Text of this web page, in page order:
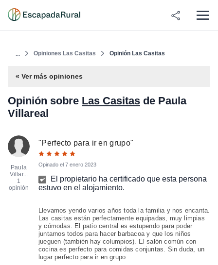
... Opiniones Las Casitas Opinión Las Casitas
« Ver más opiniones
Opinión sobre Las Casitas de Paula
Villareal
Paula
Villar...
1
opinión
"Perfecto para ir en grupo"
Opinado el 7 enero 2023
El propietario ha certificado que esta persona
estuvo en el alojamiento.
Llevamos yendo varios años toda la familia y nos encanta.
Las casitas están perfectamente equipadas, muy limpias
y cómodas. El patio central es estupendo para poder
juntarnos todos para hacer barbacoa y que los niños
jueguen (también hay columpios). El salón común con
cocina es perfecto para comidas conjuntas. Sin duda, un
lugar perfecto para ir en grupo